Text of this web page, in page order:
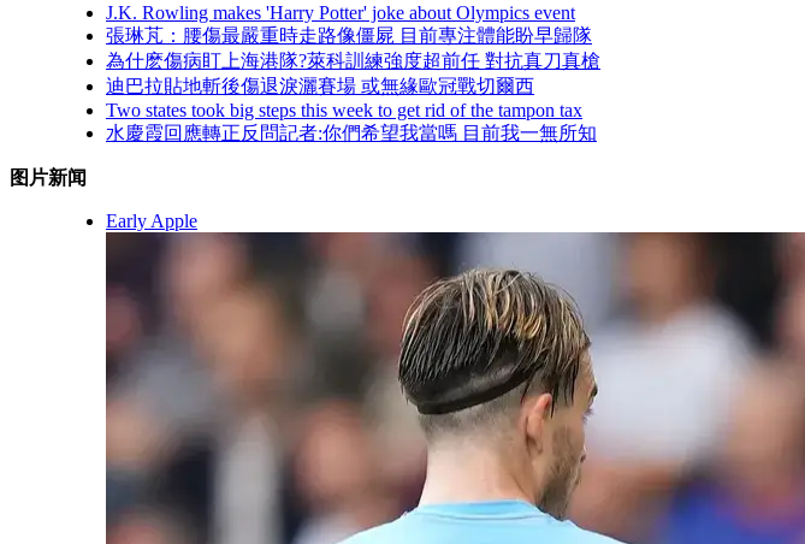
J.K. Rowling makes 'Harry Potter' joke about Olympics event
張琳芃：腰傷最嚴重時走路像僵屍 目前專注體能盼早歸隊
為什麽傷病盯上海港隊?萊科訓練強度超前任 對抗真刀真槍
迪巴拉貼地斬後傷退淚灑賽場 或無緣歐冠戰切爾西
Two states took big steps this week to get rid of the tampon tax
水慶霞回應轉正反問記者:你們希望我當嗎 目前我一無所知
图片新闻
Early Apple